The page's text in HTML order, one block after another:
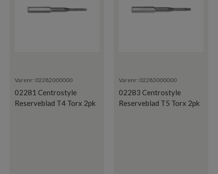
Varenr: 02282000000
02281 Centrostyle
Reserveblad T4 Torx 2pk
Varenr: 02283000000
02283 Centrostyle
Reserveblad T5 Torx 2pk